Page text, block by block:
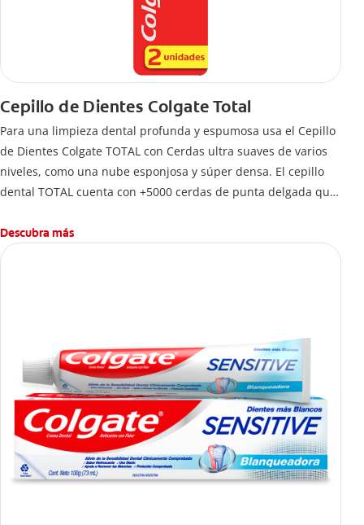
Cepillo de Dientes Colgate Total
Para una limpieza dental profunda y espumosa usa el Cepillo
de Dientes Colgate TOTAL con Cerdas ultra suaves de varios
niveles, como una nube esponjosa y súper densa. El cepillo
dental TOTAL cuenta con +5000 cerdas de punta delgada que
un cepillo normal.
Descubra más